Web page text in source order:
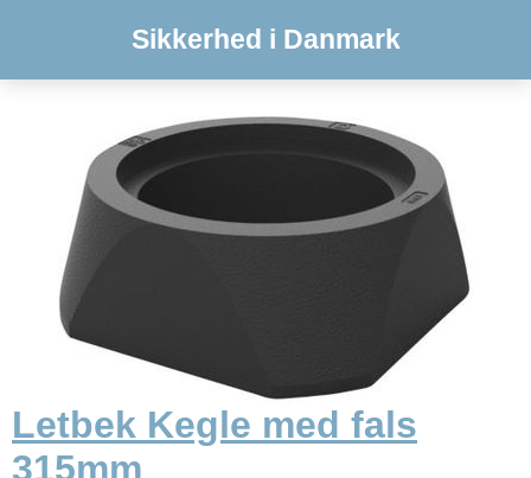
Sikkerhed i Danmark
Letbek Kegle med fals
315mm